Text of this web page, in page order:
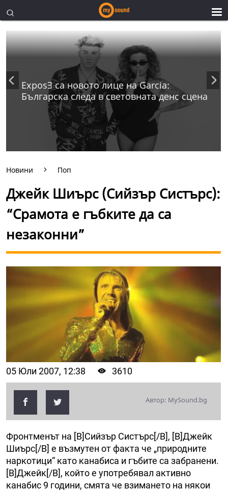
ExposƎ са новото лице на Garcia:
Българска следа в световната денс сцена
Новини Поп
Джейк Шиърс (Сийзър Систърс):
“Срамота е гъбките да са
незаконни”
05 Юли 2007, 12:38 3610
Автор: MySound.bg
Фронтменът на [B]Сийзър Систърс[/B], [B]Джейк
Шиърс[/B] е възмутен от факта че „природните
наркотици“ като канабиса и гъбите са забранени.
[B]Джейк[/B], който е употребявал активно
канабис 9 години, смята че взимането на някои